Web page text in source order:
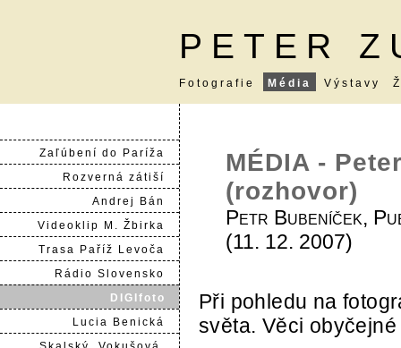
PETER
Fotografie Média Výstavy
Zaľúbení do Paríža
Rozverná zátiší
Andrej Bán
Videoklip M. Žbirka
Trasa Paříž Levoča
Rádio Slovensko
DIGIfoto
Lucia Benická
MÉDIA -
(rozhovor)
Petr Bubeníček,
(11. 12. 2007)
Při pohledu na
světa. Věci